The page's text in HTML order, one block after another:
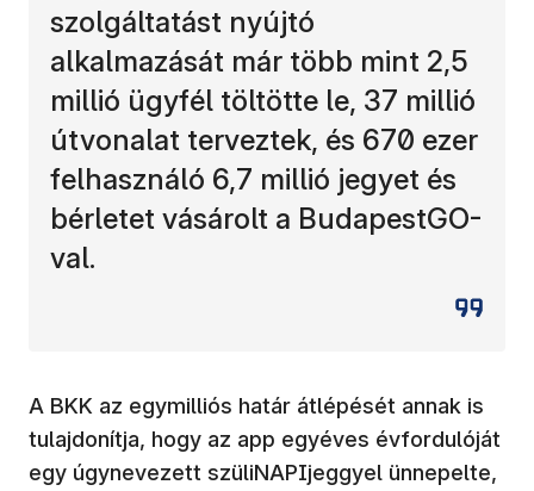
szolgáltatást nyújtó
alkalmazását már több mint 2,5
millió ügyfél töltötte le, 37 millió
útvonalat terveztek, és 670 ezer
felhasználó 6,7 millió jegyet és
bérletet vásárolt a BudapestGO-
val.
A BKK az egymilliós határ átlépését annak is
tulajdonítja, hogy az app egyéves évfordulóját
egy úgynevezett szüliNAPIjeggyel ünnepelte,